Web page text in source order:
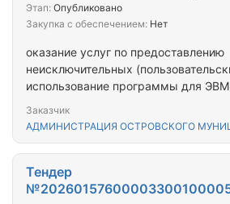
оказание услуг по предоставлению
неисключительных
использование программы для
(РРО-СМАРТ)» в 2028 году
Заказчик
АДМИНИСТРАЦИЯ ОСТРОВСКОГО
Этап: Опубликовано
Закупка с обеспечением: Нет
Тендер